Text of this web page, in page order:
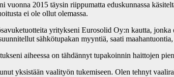
2015 täysin riippumatta eduskunnassa
ei ole ollut olemassa.
yritykseni Eurosolid Oy:n kautta,
sähkötupakan myyntiä, saati
aiheessa on tähdännyt tupakoinnin haittojen
yksistään vaalityön tukemiseen. Olen tehnyt